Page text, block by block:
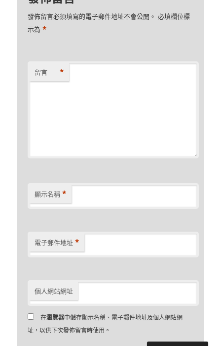
發佈留言必須填寫的電子郵件地址不會公開。 必填欄位標
示為*
留言 *
顯示名稱 *
電子郵件地址 *
個人網站網址
在瀏覽器中儲存顯示名稱、電子郵件地址及個人網站網
址，以供下次發佈留言時使用。